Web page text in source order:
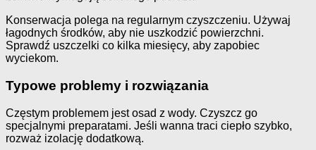
Konserwacja polega na regularnym czyszczeniu. Używaj
łagodnych środków, aby nie uszkodzić powierzchni.
Sprawdź uszczelki co kilka miesięcy, aby zapobiec
wyciekom.
Typowe problemy i rozwiązania
Częstym problemem jest osad z wody. Czyszcz go
specjalnymi preparatami. Jeśli wanna traci ciepło szybko,
rozważ izolację dodatkową.